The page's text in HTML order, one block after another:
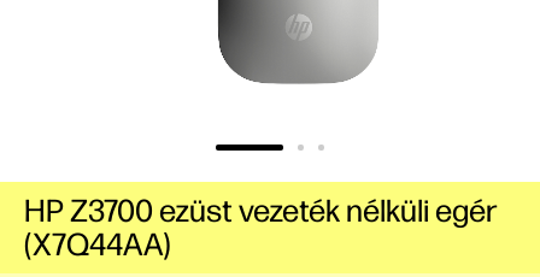
HP Z3700 ezüst vezeték nélküli egér
(X7Q44AA)